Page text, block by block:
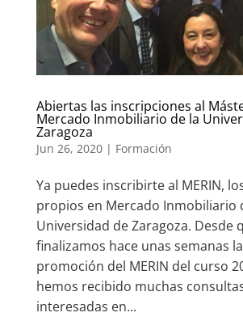
Abiertas las inscripciones al
Mercado Inmobiliario de la
Zaragoza
Jun 26, 2020| Formación
Ya puedes inscribirte al MERIN,
propios en Mercado Inmobiliario
Universidad de Zaragoza. Desde
finalizamos hace unas semanas
promoción del MERIN del curso
hemos recibido muchas
interesadas en...